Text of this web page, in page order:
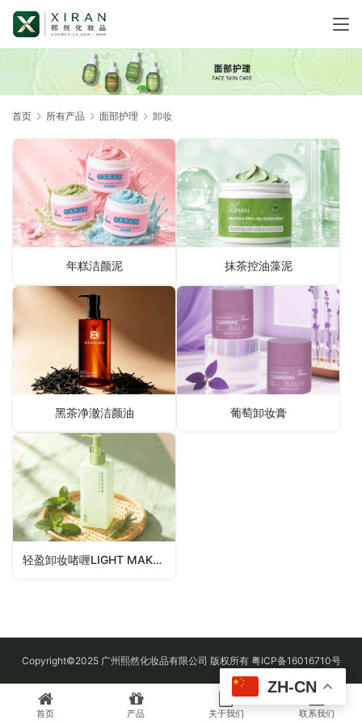
首页 所有产品 面部护理 卸妆
年糕洁颜泥 抹茶控油藻泥
黑茶净澈洁颜油 葡萄卸妆膏
轻盈卸妆啫喱LIGHT MAKEUP REMOVE GEL
Copyright©2025 广州熙然化妆品有限公司 版权所有 粤ICP备16016710号
首页 产品 关于我们 联系我们
ZH-CN